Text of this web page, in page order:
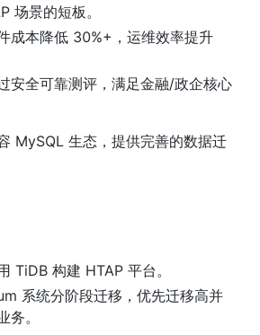
场景的短板。
成本降低 30%+，运维效率提升
安全可靠测评，满足金融/政企核心
MySQL 生态，提供完善的数据迁
TiDB 构建 HTAP 平台。
系统分阶段迁移，优先迁移高并
务。